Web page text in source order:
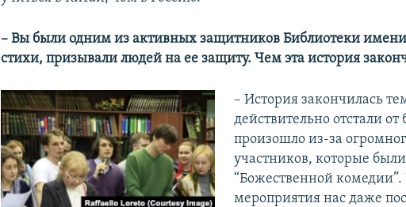
– Вы были одним из активных защитников Библиотеки
стихи, призывали людей на ее защиту. Чем эта история
– История закончилась
действительно отстали
произошло из-за
участников, которые
“Божественной комедии”.
мероприятия нас даже